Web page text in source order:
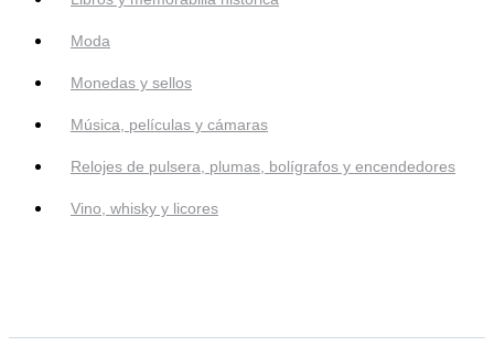
Moda
Monedas y sellos
Música, películas y cámaras
Relojes de pulsera, plumas, bolígrafos y encendedores
Vino, whisky y licores